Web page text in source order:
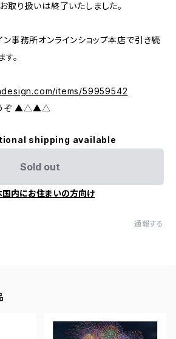
取り扱いは終了いたしました。
事務所オンラインショップ本店で引き続
。
items/59959542
ぞ ▲△▲△
shipping available
Sold out
国内にお住まいの方向け
通報する